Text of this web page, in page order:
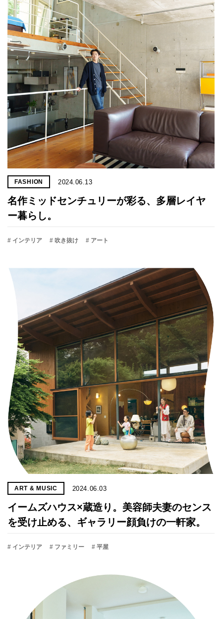
FASHION 2024.06.13
名作ミッドセンチュリーが彩る、多層レイヤ
ー暮らし。
# インテリア # 吹き抜け # アート
ART & MUSIC 2024.06.03
イームズハウス×蔵造り。美容師夫妻のセンス
を受け止める、ギャラリー顔負けの一軒家。
# インテリア # ファミリー # 平屋